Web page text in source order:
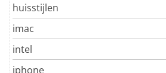
huisstijlen
imac
intel
iphone